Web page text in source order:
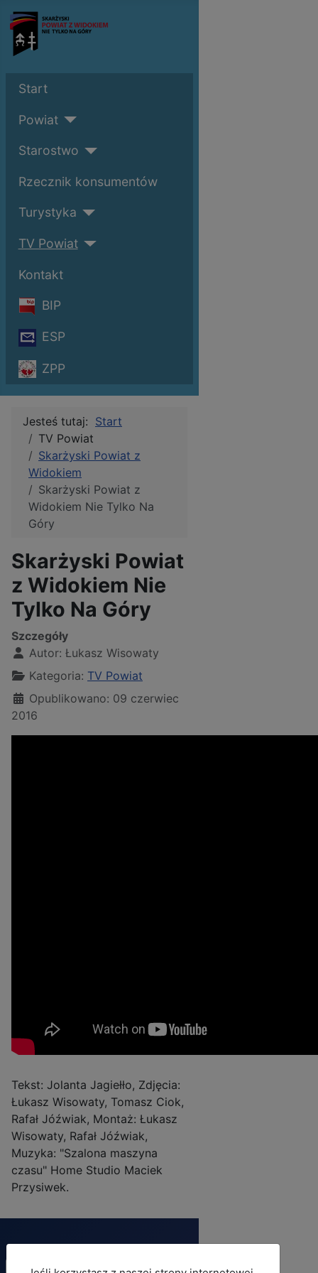
Start
Powiat
Starostwo
Rzecznik konsumentów
Turystyka
TV Powiat
Kontakt
BIP
ESP
ZPP
Jesteś tutaj: Start
TV Powiat
Skarżyski Powiat z
Widokiem
Skarżyski Powiat z
Widokiem Nie Tylko Na
Góry
Skarżyski Powiat
z Widokiem Nie
Tylko Na Góry
Szczegóły
Autor: Łukasz Wisowaty
Kategoria: TV Powiat
Opublikowano: 09 czerwiec
2016
Tekst: Jolanta Jagiełło, Zdjęcia:
Łukasz Wisowaty, Tomasz Ciok,
Rafał Jóźwiak, Montaż: Łukasz
Wisowaty, Rafał Jóźwiak,
Muzyka: "Szalona maszyna
czasu" Home Studio Maciek
Przysiwek.